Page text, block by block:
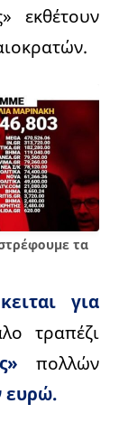
εκθέτουν
τα
για
τραπέζι
πολλών
ευρώ.